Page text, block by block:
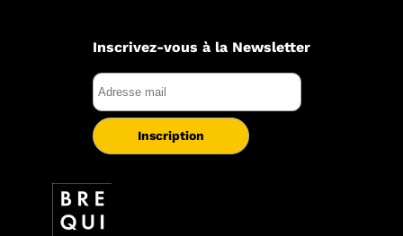
Inscrivez-vous à la Newsletter